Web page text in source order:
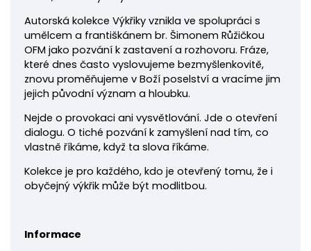
Autorská kolekce Výkřiky vznikla ve spolupráci s
umělcem a františkánem br. Šimonem Růžičkou
OFM jako pozvání k zastavení a rozhovoru. Fráze,
které dnes často vyslovujeme bezmyšlenkovitě,
znovu proměňujeme v Boží poselství a vracíme jim
jejich původní význam a hloubku.
Nejde o provokaci ani vysvětlování. Jde o otevření
dialogu. O tiché pozvání k zamyšlení nad tím, co
vlastně říkáme, když ta slova říkáme.
Kolekce je pro každého, kdo je otevřený tomu, že i
obyčejný výkřik může být modlitbou.
Informace